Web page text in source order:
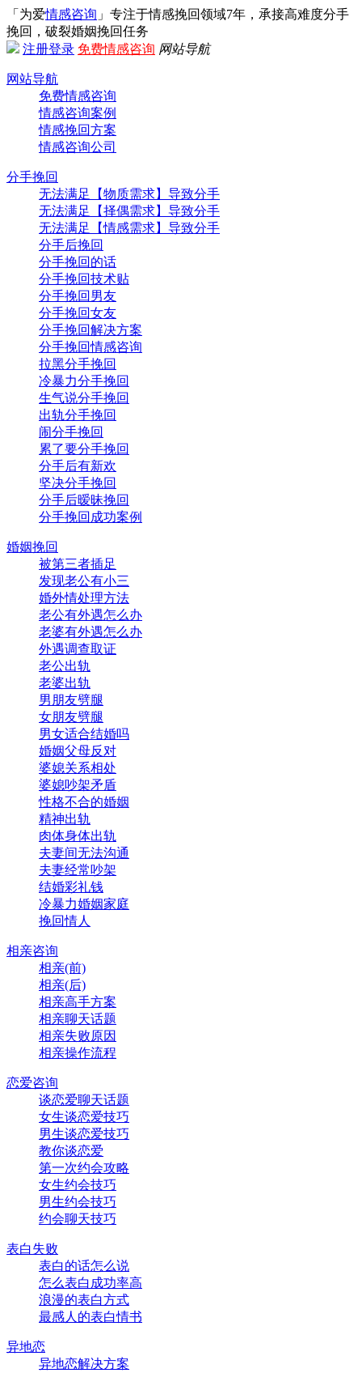
「为爱情感咨询 」专注于情感挽回领域7年，承接高难度分手
挽回，破裂婚姻挽回任务
注册登录 免费情感咨询 网站导航
网站导航
免费情感咨询
情感咨询案例
情感挽回方案
情感咨询公司
分手挽回
无法满足【物质需求】导致分手
无法满足【择偶需求】导致分手
无法满足【情感需求】导致分手
分手后挽回
分手挽回的话
分手挽回技术贴
分手挽回男友
分手挽回女友
分手挽回解决方案
分手挽回情感咨询
拉黑分手挽回
冷暴力分手挽回
生气说分手挽回
出轨分手挽回
闹分手挽回
累了要分手挽回
分手后有新欢
坚决分手挽回
分手后暧昧挽回
分手挽回成功案例
婚姻挽回
被第三者插足
发现老公有小三
婚外情处理方法
老公有外遇怎么办
老婆有外遇怎么办
外遇调查取证
老公出轨
老婆出轨
男朋友劈腿
女朋友劈腿
男女适合结婚吗
婚姻父母反对
婆媳关系相处
婆媳吵架矛盾
性格不合的婚姻
精神出轨
肉体身体出轨
夫妻间无法沟通
夫妻经常吵架
结婚彩礼钱
冷暴力婚姻家庭
挽回情人
相亲咨询
相亲(前)
相亲(后)
相亲高手方案
相亲聊天话题
相亲失败原因
相亲操作流程
恋爱咨询
谈恋爱聊天话题
女生谈恋爱技巧
男生谈恋爱技巧
教你谈恋爱
第一次约会攻略
女生约会技巧
男生约会技巧
约会聊天技巧
表白失败
表白的话怎么说
怎么表白成功率高
浪漫的表白方式
最感人的表白情书
异地恋
异地恋解决方案